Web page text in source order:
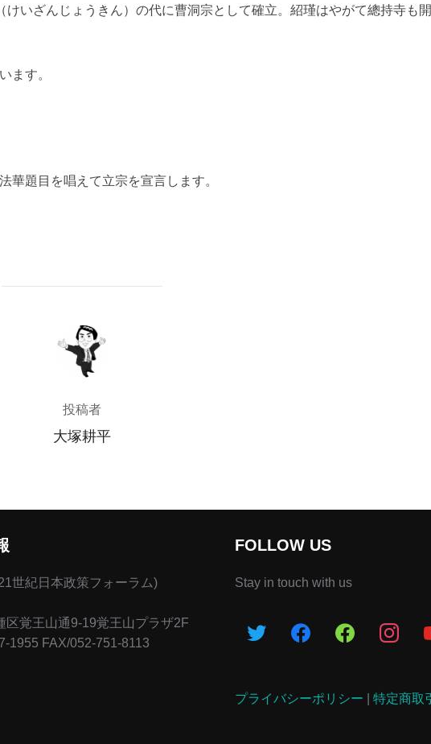
いざんじょうきん）の代に曹洞宗として確立。紹瑾はやがて總持寺も
ます。
華題目を唱えて立宗を宣言します。
投稿者
投稿者
大塚耕平
世紀日本政策フォーラム)
区覚王山通9-19覚王山プラザ2F
1955 FAX/052-751-8113
FOLLOW US
Stay in touch with us
プライバシーポリシー 特定商取